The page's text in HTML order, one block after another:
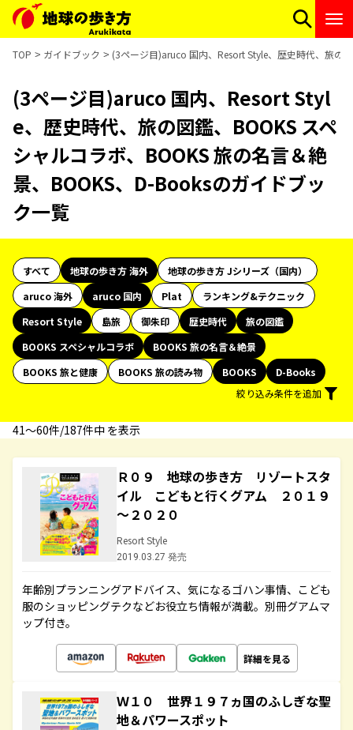
TOP ガイドブック (3ページ目)aruco 国内、Resort Style、歴史時代、旅の
(3ページ目)aruco 国内、Resort Styl
e、歴史時代、旅の図鑑、BOOKS スペ
シャルコラボ、BOOKS 旅の名言＆絶
景、BOOKS、D-Booksのガイドブッ
ク一覧
すべて 地球の歩き方 海外
地球の歩き方 Jシリーズ（国内）
aruco 海外
aruco 国内 Plat
ランキング&テクニック
Resort Style
島旅 御朱印 歴史時代
旅の図鑑
BOOKS スペシャルコラボ
BOOKS 旅の名言＆絶景
BOOKS 旅と健康
BOOKS 旅の読み物 BOOKS
D-Books
絞り込み条件を追加
41〜60件/187件中 を表示
Ｒ０９ 地球の歩き方 リゾートスタ
イル こどもと行くグアム ２０１９
～２０２０
Resort Style
2019.03.27 発売
年齢別プランニングアドバイス、気になるゴハン事情、こども
服のショッピングテクなどお役立ち情報が満載。別冊グアムマ
ップ付き。
詳細を見る
Ｗ１０ 世界１９７ヵ国のふしぎな聖
地＆パワースポット